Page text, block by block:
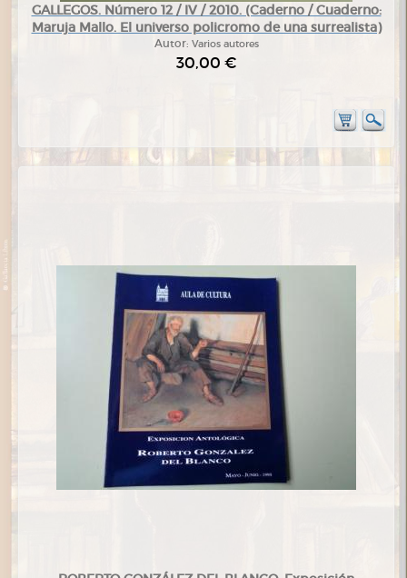
GALLEGOS. Número 12 / IV / 2010. (Caderno / Cuaderno:
Maruja Mallo. El universo policromo de una surrealista)
Autor: Varios autores
30,00 €